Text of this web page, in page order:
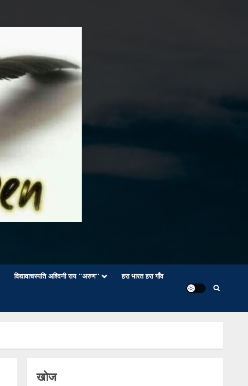
विद्यावाचस्पति अश्विनी राय “अरुण” हरा भारत हरा गाँव
खोज